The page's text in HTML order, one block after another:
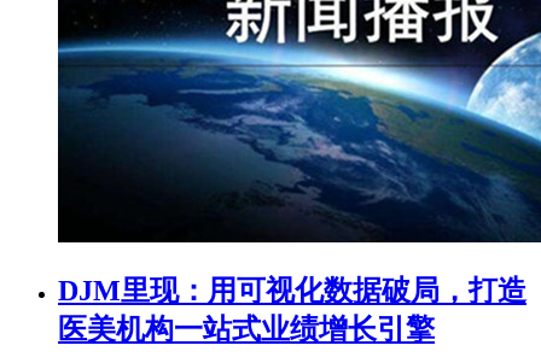
DJM里现：用可视化数据破局，打造
医美机构一站式业绩增长引擎